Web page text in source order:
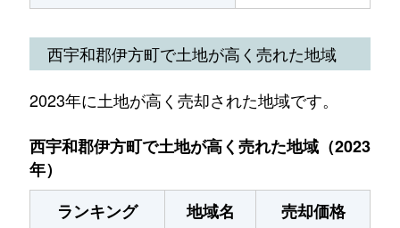
西宇和郡伊方町で土地が高く売れた地域
2023年に土地が高く売却された地域です。
西宇和郡伊方町で土地が高く売れた地域（2023
年）
ランキング
地域名
売却価格